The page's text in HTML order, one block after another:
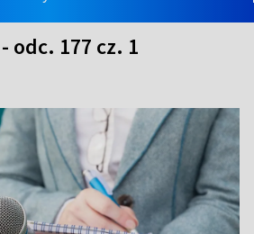
odc. 177 cz. 1